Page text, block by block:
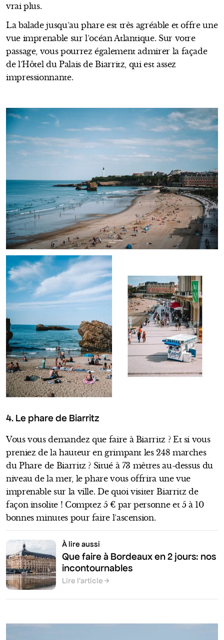
vrai plus.
La balade jusqu’au phare est très agréable et offre une
vue imprenable sur l’océan Atlantique. Sur votre
passage, vous pourrez également admirer la façade
de l’Hôtel du Palais de Biarritz, qui est assez
impressionnante.
4. Le phare de Biarritz
Vous vous demandez que faire à Biarritz ? Et si vous
preniez de la hauteur en grimpant les 248 marches
du Phare de Biarritz ? Situé à 73 mètres au-dessus du
niveau de la mer, le phare vous offrira une vue
imprenable sur la ville. De quoi visiter Biarritz de
façon insolite ! Comptez 5 € par personne et 5 à 10
bonnes minutes pour faire l’ascension.
À lire aussi
Que faire à Bordeaux en 2 jours: nos
incontournables
Lire l’article